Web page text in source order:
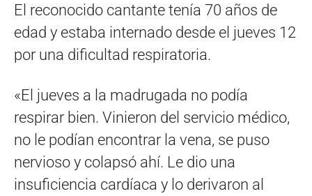
El reconocido cantante tenía 70 años de
edad y estaba internado desde el jueves 12
por una dificultad respiratoria.
«El jueves a la madrugada no podía
respirar bien. Vinieron del servicio médico,
no le podían encontrar la vena, se puso
nervioso y colapsó ahí. Le dio una
insuficiencia cardíaca y lo derivaron al